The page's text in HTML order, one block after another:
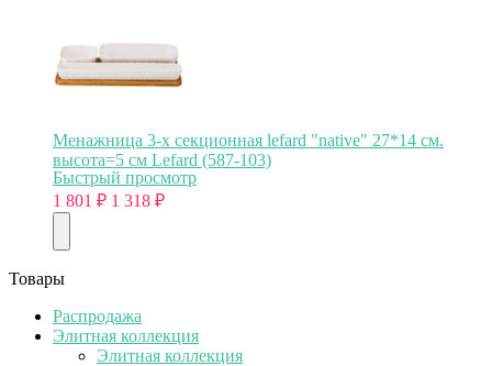
Менажница 3-х секционная lefard "native" 27*14 см.
высота=5 см Lefard (587-103)
Быстрый просмотр
1 801 ₽ 1 318 ₽
Товары
Распродажа
Элитная коллекция
Элитная коллекция